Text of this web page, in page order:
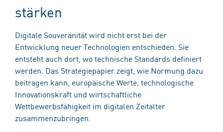
stärken
Digitale Souveränität wird nicht erst bei der
Entwicklung neuer Technologien entschieden. Sie
entsteht auch dort, wo technische Standards definiert
werden. Das Strategiepapier zeigt, wie Normung dazu
beitragen kann, europäische Werte, technologische
Innovationskraft und wirtschaftliche
Wettbewerbsfähigkeit im digitalen Zeitalter
zusammenzubringen.